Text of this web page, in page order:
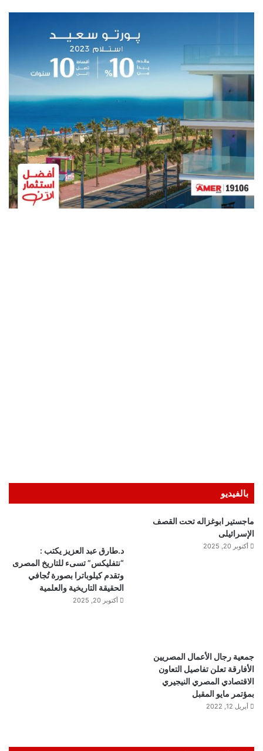
بالفيديو
ماجستير ابوغزاله تحت القصف
الإسرائيلى
أكتوبر 20, 2025
د.طارق عبد العزيز يكتب :
“نتفليكس” تسىء للتاريخ المصرى
وتقدم كيلوباترا بصورة تُجافي
الحقيقة التاريخية والعلمية
أكتوبر 20, 2025
جمعية رجال الأعمال المصريين
الأفارقة تعلن تفاصيل التعاون
الاقتصادي المصري النيجيري
بمؤتمر مايو المقبل
أبريل 12, 2022